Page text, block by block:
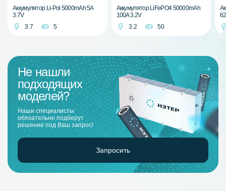
Аккумулятор Li-Pol 5000mAh 5A
3.7V
3.7
5
Аккумулятор LiFePO4 50000mAh
100A 3.2V
3.2
50
Не нашли
подходящих
моделей?
Наши специалисты
обязательно подберут
решение под Ваш запрос!
Запросить